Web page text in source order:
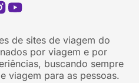
de sites de viagem do
por viagem e por
buscando sempre
viagem para as pessoas.